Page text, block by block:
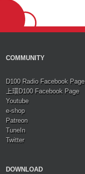
COMMUNITY
D100 Radio Facebook Page
上環D100 Facebook Page
Youtube
e-shop
Patreon
TuneIn
Twitter
DOWNLOAD